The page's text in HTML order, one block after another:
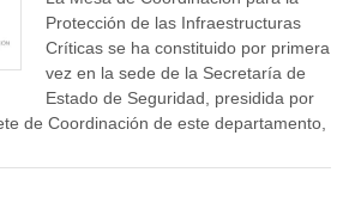
Protección de las Infraestructuras
Críticas se ha constituido por primera
vez en la sede de la Secretaría de
Estado de Seguridad, presidida por
de Coordinación de este departamento,